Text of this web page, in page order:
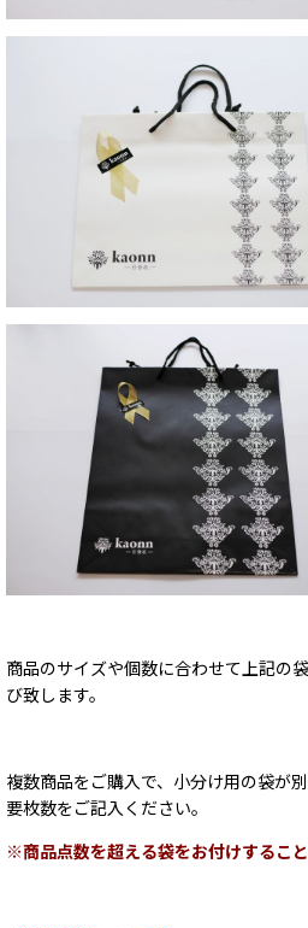
商品のサイズや個数に合わせて上記の
び致します。
複数商品をご購入で、小分け用の袋が
要枚数をご記入ください。
※商品点数を超える袋をお付けすること